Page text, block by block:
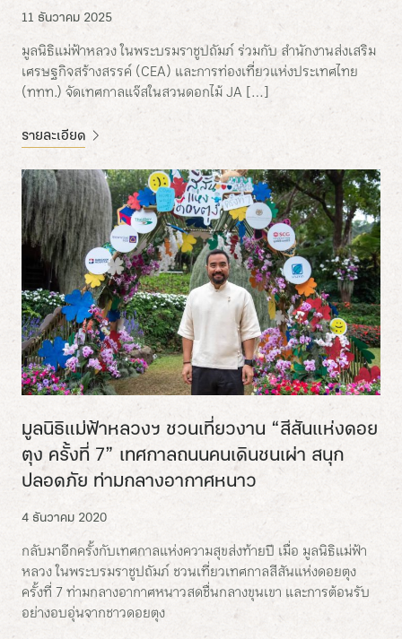
11 ธันวาคม 2025
มูลนิธิแม่ฟ้าหลวง ในพระบรมราชูปถัมภ์ ร่วมกับ สำนักงานส่งเสริม
เศรษฐกิจสร้างสรรค์ (CEA) และการท่องเที่ยวแห่งประเทศไทย
(ททท.) จัดเทศกาลแจ๊สในสวนดอกไม้ JA […]
รายละเอียด
มูลนิธิแม่ฟ้าหลวงฯ ชวนเที่ยวงาน “สีสันแห่งดอย
ตุง ครั้งที่ 7” เทศกาลถนนคนเดินชนเผ่า สนุก
ปลอดภัย ท่ามกลางอากาศหนาว
4 ธันวาคม 2020
กลับมาอีกครั้งกับเทศกาลแห่งความสุขส่งท้ายปี เมื่อ มูลนิธิแม่ฟ้า
หลวง ในพระบรมราชูปถัมภ์ ชวนเที่ยวเทศกาลสีสันแห่งดอยตุง
ครั้งที่ 7 ท่ามกลางอากาศหนาวสดชื่นกลางขุนเขา และการต้อนรับ
อย่างอบอุ่นจากชาวดอยตุง